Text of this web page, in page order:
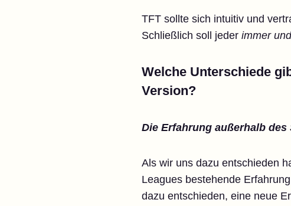
TFT sollte sich intuitiv und
Schließlich soll jeder immer
Welche Unterschiede
Version?
Die Erfahrung außerhalb des
Als wir uns dazu entschieden
Leagues bestehende
dazu entschieden, eine neue